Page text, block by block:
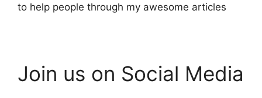
to help people through my awesome articles
Join us on Social Media